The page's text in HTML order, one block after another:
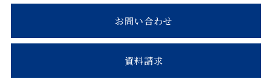
お問い合わせ
資料請求